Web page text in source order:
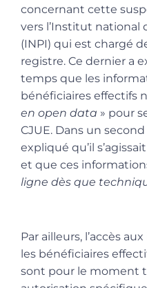
concernant cette
vers l’Institut national
(INPI) qui est chargé
registre. Ce dernier a
temps que les
bénéficiaires effectifs
en open data » pour
CJUE. Dans un
expliqué qu’il
et que ces
ligne dès que
Par ailleurs, l’accès
les bénéficiaires
sont pour le moment